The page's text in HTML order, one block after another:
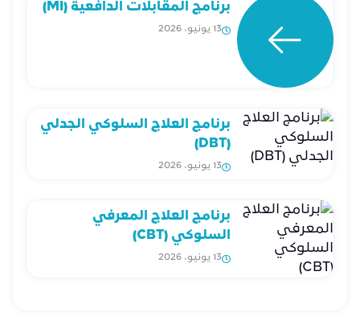
برنامج المقابلات الدافعية (MI)
13 يونيو، 2026
برنامج العلاج السلوكي الجدلي
(DBT)
13 يونيو، 2026
برنامج العلاج المعرفي
السلوكي (CBT)
13 يونيو، 2026